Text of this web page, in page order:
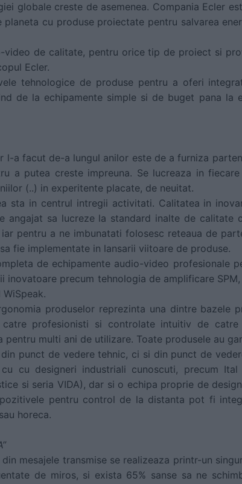
globale creste de asemenea. Compania Ecler
planeta cu produse proiectate pentru salvarea
video de calitate, pentru orice tip de proiect si
Ecler.
tehnologice de produse pentru a oferi
de la echipamente simple si de buget pana la
l-a facut de-a lungul anilor este de a furniza
a putea creste impreuna. Se lucreaza in
(..) in experitente placate, de neuitat.
sta in centrul intregii activitati. Calitatea in
angajat sa lucreze la standard inalte de calitate
pentru a ne imbunatati folosesc reteaua de
fie implementate in lansarii viitoare de produse.
de echipamente audio-video profesionale
inovatoare precum tehnologia de amplificare
produselor reprezinta una dintre bazele
profesionisti si controlate intuitiv de catre
multi ani de utilizare. Toate produsele au
punct de vedere tehnic, ci si din punct de
cu designeri industriali cunoscuti, precum Ital
si seria VIDA), dar si o echipa proprie de
pentru control de la distanta pot fi
horeca.
mesajele transmise se realizeaza printr-un
de miros, si exista 65% sanse sa ne